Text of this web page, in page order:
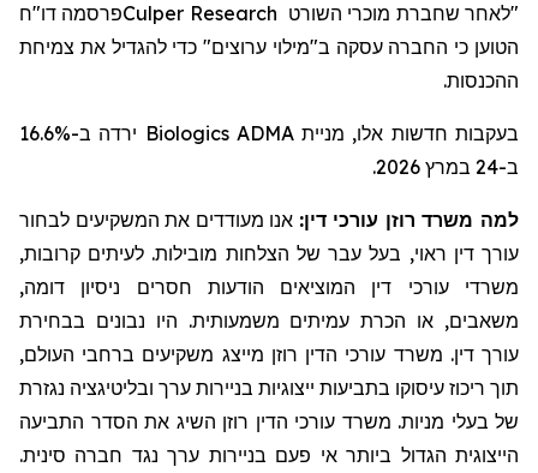
"לאחר שחברת מוכרי השורט Culper Researchפרסמה דו"ח
הטוען כי החברה עסקה ב"מילוי ערוצים" כדי להגדיל את צמיחת
ההכנסות.
בעקבות חדשות אלו, מניית ADMA Biologics
ירדה ב-16.6%
ב-24 במרץ 2026.
למה משרד רוזן עורכי דין: אנו מעודדים את המשקיעים לבחור
עורך דין ראוי, בעל עבר של הצלחות מובילות. לעיתים קרובות,
משרדי עורכי דין המוציאים הודעות חסרים ניסיון דומה,
משאבים, או הכרת עמיתים משמעותית. היו נבונים בבחירת
עורך דין. משרד עורכי הדין רוזן מייצג משקיעים ברחבי העולם,
תוך ריכוז עיסוקו בתביעות ייצוגיות בניירות ערך ובליטיגציה נגזרת
של בעלי מניות. משרד עורכי הדין רוזן השיג את הסדר התביעה
הייצוגית הגדול ביותר אי פעם בניירות ערך נגד חברה סינית.